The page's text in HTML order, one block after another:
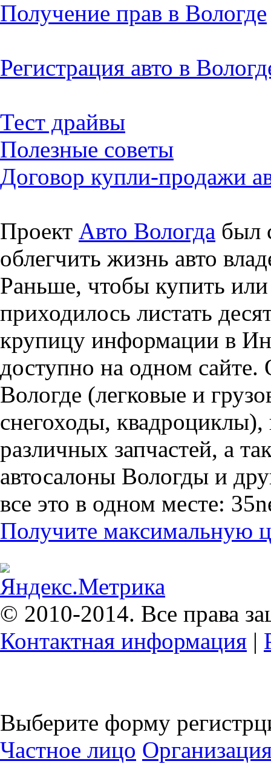
Получение прав в Вологде
Регистрация авто в
Тест драйвы
Полезные советы
Договор купли-продажи
Проект Авто Вологда был
облегчить жизнь авто
Раньше, чтобы купить или
приходилось листать
крупицу информации в
доступно на одном сайте.
Вологде (легковые и
снегоходы,
различных запчастей, а
автосалоны Вологды и
все это в одном месте:
Получите максимальную
© 2010-2014. Все права
Контактная информация |
Выберите форму
Частное лицо